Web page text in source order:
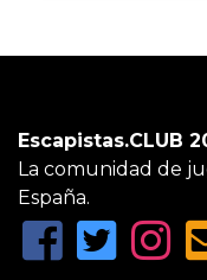
Escapistas.CLUB
La comunidad de
España.